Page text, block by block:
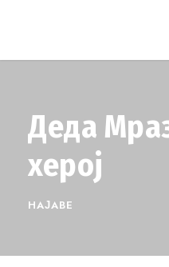
Деда
херој
НАЈАВЕ